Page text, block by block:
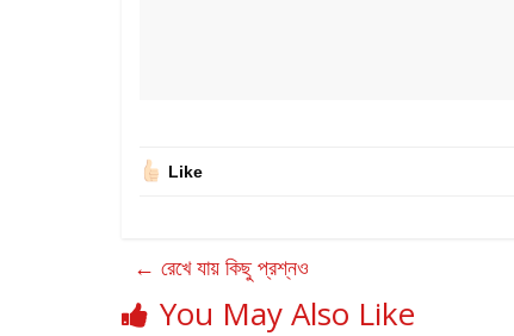
Like
← রেখে যায় কিছু প্রশ্নও
You May Also Like